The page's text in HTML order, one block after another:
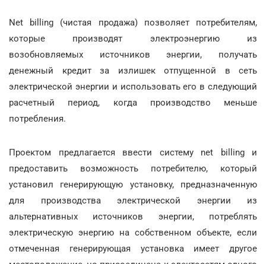
Net billing (чистая продажа) позволяет потребителям,
которые производят электроэнергию из
возобновляемых источников энергии, получать
денежный кредит за излишек отпущенной в сеть
электрической энергии и использовать его в следующий
расчетный период, когда производство меньше
потребления.
Проектом предлагается ввести систему net billing и
предоставить возможность потребителю, который
установил генерирующую установку, предназначенную
для производства электрической энергии из
альтернативных источников энергии, потреблять
электрическую энергию на собственном объекте, если
отмеченная генерирующая установка имеет другое